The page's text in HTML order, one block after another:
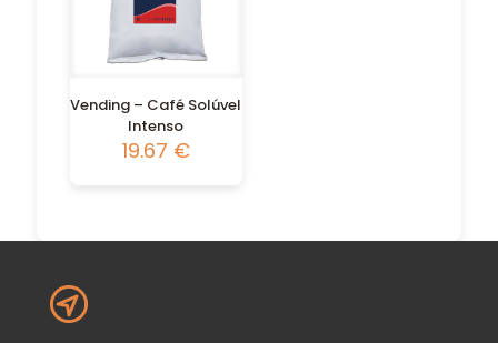
Vending – Café Solúvel
Intenso
19.67 €